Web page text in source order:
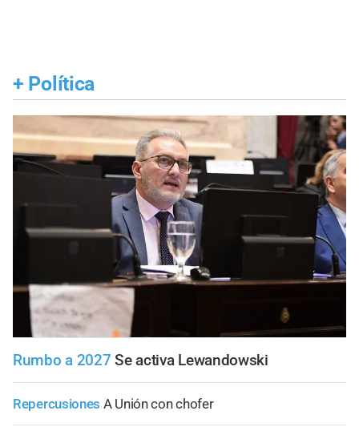
+ Política
Rumbo a 2027 Se activa Lewandowski
Repercusiones A Unión con chofer